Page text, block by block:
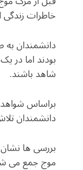
خاطرات
دانشمندان به
شاهد باشند.
دانشمندان تلاش کردند
بررسی ها
موج جمع می